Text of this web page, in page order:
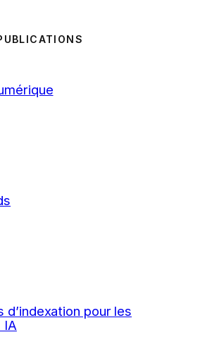
d’indexation pour les
IA